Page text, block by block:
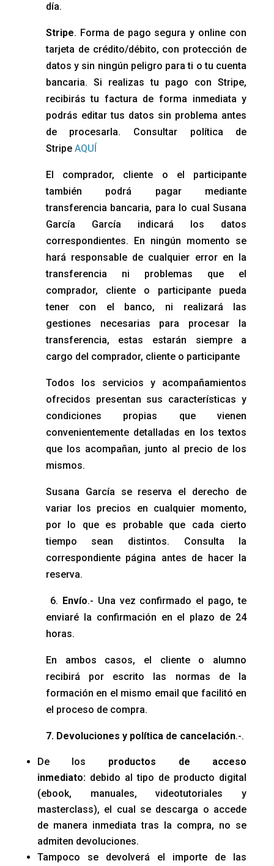
día.
Stripe. Forma de pago segura y online con
tarjeta de crédito/débito, con protección de
datos y sin ningún peligro para ti o tu cuenta
bancaria. Si realizas tu pago con Stripe,
recibirás tu factura de forma inmediata y
podrás editar tus datos sin problema antes
de procesarla. Consultar política de
Stripe AQUÍ
El comprador, cliente o el participante
también podrá pagar mediante
transferencia bancaria, para lo cual Susana
García García indicará los datos
correspondientes. En ningún momento se
hará responsable de cualquier error en la
transferencia ni problemas que el
comprador, cliente o participante pueda
tener con el banco, ni realizará las
gestiones necesarias para procesar la
transferencia, estas estarán siempre a
cargo del comprador, cliente o participante
Todos los servicios y acompañamientos
ofrecidos presentan sus características y
condiciones propias que vienen
convenientemente detalladas en los textos
que los acompañan, junto al precio de los
mismos.
Susana García se reserva el derecho de
variar los precios en cualquier momento,
por lo que es probable que cada cierto
tiempo sean distintos. Consulta la
correspondiente página antes de hacer la
reserva.
6. Envío.- Una vez confirmado el pago, te
enviaré la confirmación en el plazo de 24
horas.
En ambos casos, el cliente o alumno
recibirá por escrito las normas de la
formación en el mismo email que facilitó en
el proceso de compra.
7. Devoluciones y política de cancelación.-.
De los productos de acceso
inmediato:debido al tipo de producto digital
(ebook, manuales, videotutoriales y
masterclass), el cual se descarga o accede
de manera inmediata tras la compra, no se
admiten devoluciones.
Tampoco se devolverá el importe de las